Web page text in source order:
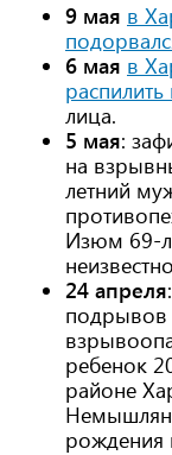
9 мая в
6 мая в
лица.
5 мая:
на
летний
Изюм 69-
24 апреля
подрывов
ребенок
районе
рождения